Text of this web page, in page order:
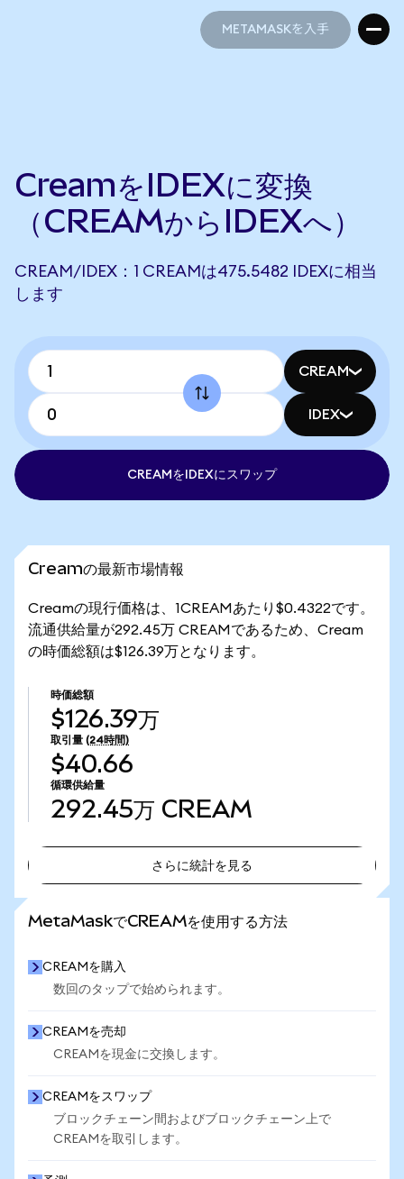
METAMASKを入手
CreamをIDEXに変換
（CREAMからIDEXへ）
CREAM/IDEX：1 CREAMは475.5482 IDEXに相当
します
CREAM
IDEX
CREAMをIDEXにスワップ
Creamの最新市場情報
Creamの現行価格は、1CREAMあたり$0.4322です。
流通供給量が292.45万 CREAMであるため、Cream
の時価総額は$126.39万となります。
時価総額
$126.39万
取引量 (24時間)
$40.66
循環供給量
292.45万 CREAM
さらに統計を見る
MetaMaskでCREAMを使用する方法
CREAMを購入
数回のタップで始められます。
CREAMを売却
CREAMを現金に交換します。
CREAMをスワップ
ブロックチェーン間およびブロックチェーン上で
CREAMを取引します。